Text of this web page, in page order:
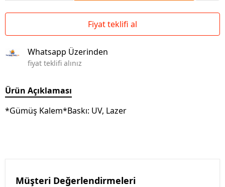
Fiyat teklifi al
Whatsapp Üzerinden
fiyat teklifi alınız
Ürün Açıklaması
*Gümüş Kalem*Baskı: UV, Lazer
Müşteri Değerlendirmeleri